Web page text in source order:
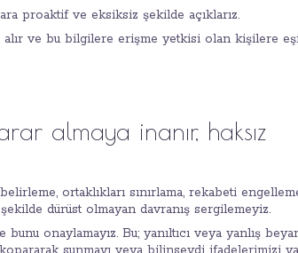
proaktif ve eksiksiz şekilde açıklarız.
alır ve bu bilgilere erişme yetkisi olan kişilere
almaya inanır, haksız
ortaklıkları sınırlama, rekabeti
dürüst olmayan davranış sergilemeyiz.
onaylamayız. Bu; yanıltıcı veya yanlış